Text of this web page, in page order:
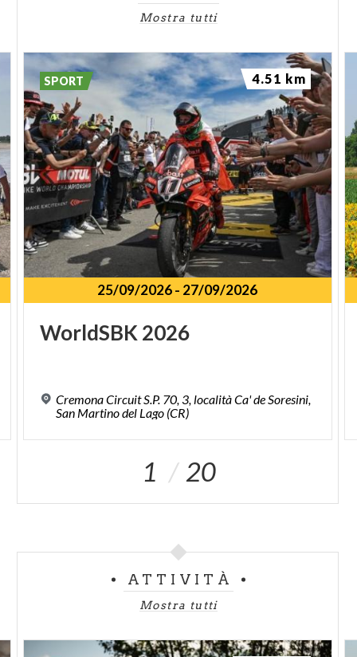
Mostra tutti
25/09/2026- 27/09/2026
WorldSBK 2026
Cremona Circuit S.P. 70, 3, località Ca' de Soresini,
San Martino del Lago (CR)
SPORT 4.51 km
1 20
ATTIVITÀ
Mostra tutti